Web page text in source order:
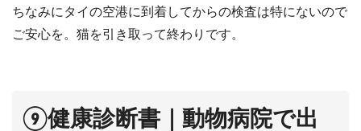
ちなみにタイの空港に到着してからの検査は特にないので
ご安心を。猫を引き取って終わりです。
⑨健康診断書｜動物病院で出